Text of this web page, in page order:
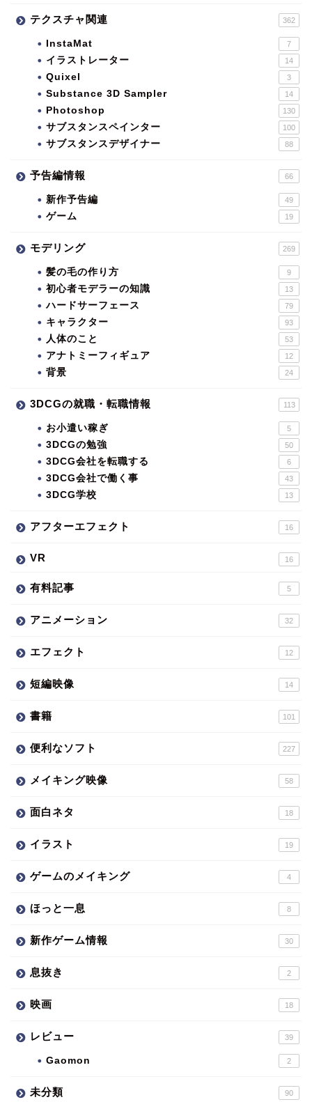
テクスチャ関連 362
InstaMat 7
イラストレーター 14
Quixel 3
Substance 3D Sampler 14
Photoshop 130
サブスタンスペインター 100
サブスタンスデザイナー 88
予告編情報 66
新作予告編 49
ゲーム 19
モデリング 269
髪の毛の作り方 9
初心者モデラーの知識 13
ハードサーフェース 79
キャラクター 93
人体のこと 53
アナトミーフィギュア 12
背景 24
3DCGの就職・転職情報 113
お小遣い稼ぎ 5
3DCGの勉強 50
3DCG会社を転職する 6
3DCG会社で働く事 43
3DCG学校 13
アフターエフェクト 16
VR 16
有料記事 5
アニメーション 32
エフェクト 12
短編映像 14
書籍 101
便利なソフト 227
メイキング映像 58
面白ネタ 18
イラスト 19
ゲームのメイキング 4
ほっと一息 8
新作ゲーム情報 30
息抜き 2
映画 18
レビュー 39
Gaomon 2
未分類 90